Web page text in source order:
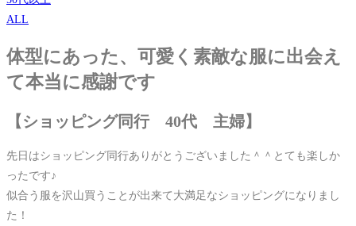
ALL
体型にあった、可愛く素敵な服に出会え
て本当に感謝です
【ショッピング同行 40代 主婦】
先日はショッピング同行ありがとうございました＾＾とても楽しか
ったです♪
似合う服を沢山買うことが出来て大満足なショッピングになりまし
た！